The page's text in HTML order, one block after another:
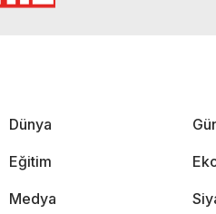
Dünya
Eğitim
Medya